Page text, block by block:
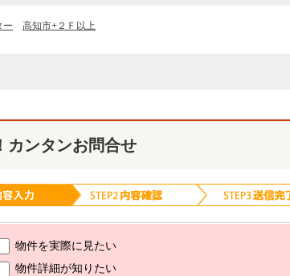
ー 高知市+２Ｆ以上
カンタンお問合せ
物件を実際に見たい
物件詳細が知りたい